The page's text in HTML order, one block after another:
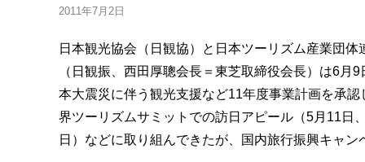
2011年7月2日
日本観光協会（日観協）と日本ツーリズム産業団
（日観振、西田厚聰会長＝東芝取締役会長）は6月
本大震災に伴う観光支援など11年度事業計画を承
界ツーリズムサミットでの訪日アピール（5月11日
日）などに取り組んできたが、国内旅行振興キャン